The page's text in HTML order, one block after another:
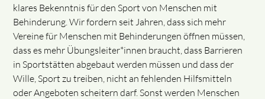
klares Bekenntnis für den Sport von Menschen mit
Behinderung. Wir fordern seit Jahren, dass sich mehr
Vereine für Menschen mit Behinderungen öffnen müssen,
dass es mehr Übungsleiter*innen braucht, dass Barrieren
in Sportstätten abgebaut werden müssen und dass der
Wille, Sport zu treiben, nicht an fehlenden Hilfsmitteln
oder Angeboten scheitern darf. Sonst werden Menschen